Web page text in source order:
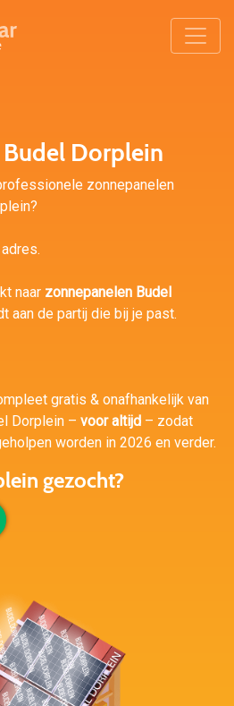
Dorplein
zonnepanelen
naar zonnepanelen Budel
aan de partij die bij je past.
gratis & onafhankelijk van
Dorplein – voor altijd – zodat
worden in 2026 en verder.
gezocht?